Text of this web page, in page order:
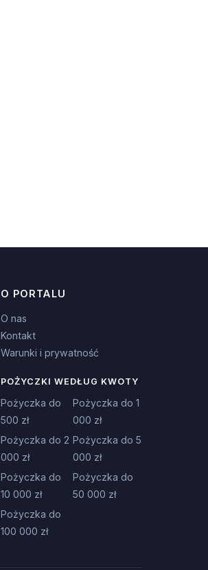
O PORTALU
O nas
Kontakt
Warunki i prywatność
POŻYCZKI WEDŁUG KWOTY
Pożyczka do
500 zł
Pożyczka do 1
000 zł
Pożyczka do 2
000 zł
Pożyczka do 5
000 zł
Pożyczka do
10 000 zł
Pożyczka do
50 000 zł
Pożyczka do
100 000 zł